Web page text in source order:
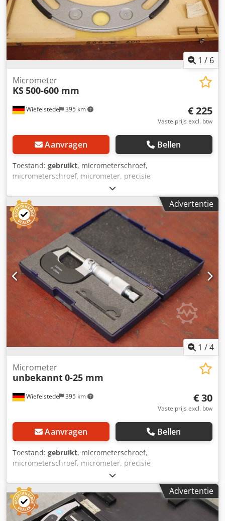
1 / 6
Wiefelstede 395 km
Micrometer
KS500-600 mm
€ 225
Vaste prijs excl. btw
Aanvragen Bellen
Toestand: gebruikt, micrometerschroef,
micrometerschroef, micrometer, precisie
micrometerschroef -Fabrikant: KS, Schroefmaat: Precisie
schroef voor schroefmaat Csdpjt Uwyhjfx Ahmorf -
Meetbereik: 500-600 mm -Aflezing: 0,01 mm -
Vergrendeling -Standaard: TGL 150 46 -Andere maten: ook
verkrijgbaar -Afmeting doos: 880/545/H50 mm -Gewicht:
6,2 kg
Advertentie
1 /4
Wiefelstede 395 km
Micrometer
unbekannt0-25 mm
€ 30
Vaste prijs excl. btw
Aanvragen Bellen
Toestand: gebruikt, micrometerschroef,
micrometerschroef, micrometer, precisie
micrometerschroef -Haakmicrometer:
Precisiemicrometerschroef -Meetbereik: 0-25 mm -Aflezing:
0,01 mm -Vergrendeling Cedpfx Ahjt Sbbkemerf -andere
maten: ook verkrijgbaar -Afmetingen doos: 165/80/H30 mm
-Gewicht: 0,3 kg
Advertentie